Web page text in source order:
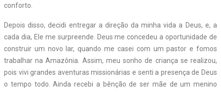
conforto.
Depois disso, decidi entregar a direção da minha vida a Deus, e, a
cada dia, Ele me surpreende. Deus me concedeu a oportunidade de
construir um novo lar, quando me casei com um pastor e fomos
trabalhar na Amazônia. Assim, meu sonho de criança se realizou,
pois vivi grandes aventuras missionárias e senti a presença de Deus
o tempo todo. Ainda recebi a bênção de ser mãe de um menino